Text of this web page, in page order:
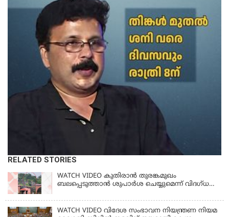
RELATED STORIES
WATCH VIDEO കുതിരാൻ തുരങ്കമുഖം
ബലപ്പെടുത്താൻ ശുപാർശ ചെയ്യുമെന്ന് വിദഗ്ധ
WATCH VIDEO വിദേശ സംഭാവന നിയന്ത്രണ നിയമ